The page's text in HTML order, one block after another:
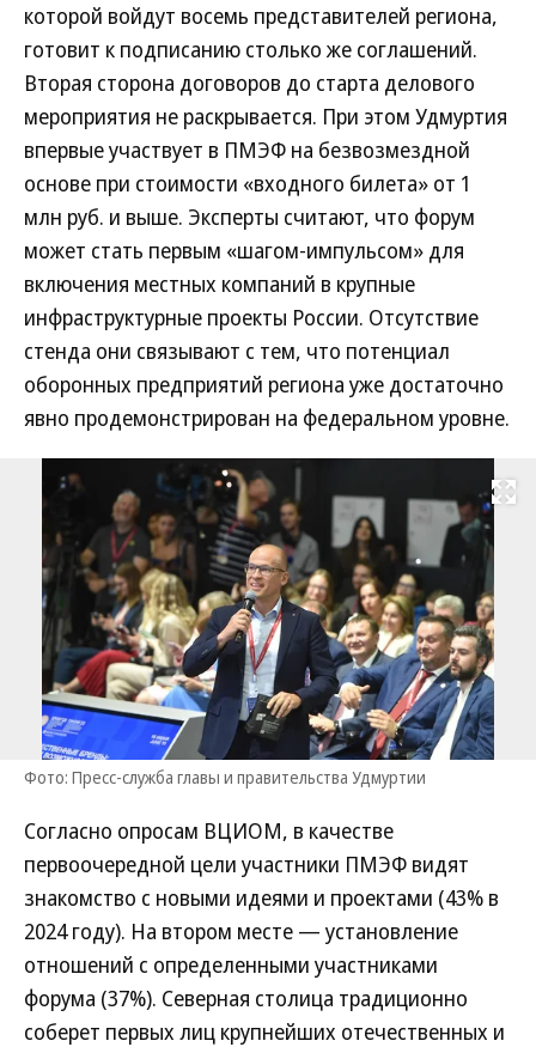
которой войдут восемь представителей региона,
готовит к подписанию столько же соглашений.
Вторая сторона договоров до старта делового
мероприятия не раскрывается. При этом Удмуртия
впервые участвует в ПМЭФ на безвозмездной
основе при стоимости «входного билета» от 1
млн руб. и выше. Эксперты считают, что форум
может стать первым «шагом-импульсом» для
включения местных компаний в крупные
инфраструктурные проекты России. Отсутствие
стенда они связывают с тем, что потенциал
оборонных предприятий региона уже достаточно
явно продемонстрирован на федеральном уровне.
Развернуть
Фото: Пресс-служба главы и правительства Удмуртии
Согласно опросам ВЦИОМ, в качестве
первоочередной цели участники ПМЭФ видят
знакомство с новыми идеями и проектами (43% в
2024 году). На втором месте — установление
отношений с определенными участниками
форума (37%). Северная столица традиционно
соберет первых лиц крупнейших отечественных и